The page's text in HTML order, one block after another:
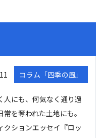
コラム「四季の風」
にも、何気なく通り過
を奪われた土地にも。
クションエッセイ『ロッ